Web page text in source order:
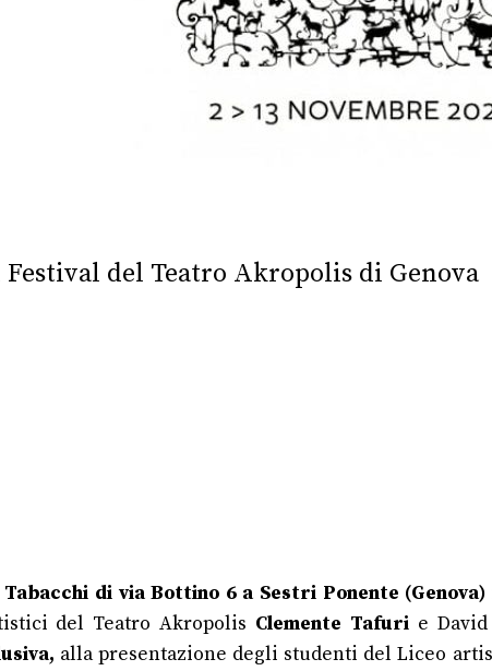
del Teatro Akropolis di Genova
di via Bottino 6 a Sestri Ponente (Genova)
del Teatro Akropolis Clemente Tafurie David
alla presentazione degli studenti del Liceo